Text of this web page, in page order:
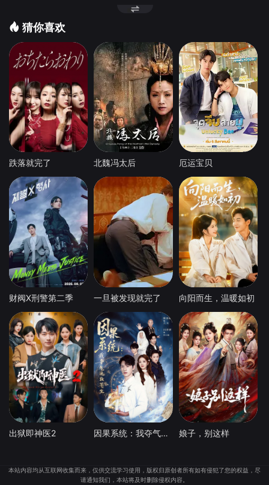
猜你喜欢
跌落就完了 北魏冯太后 厄运宝贝
财阀X刑警第二季 一旦被发现就完了 向阳而生，温暖如初
出狱即神医2 因果系统：我夺气运救苍生 娘子，别这样
本站内容均从互联网收集而来，仅供交流学习使用，版权归原创者所有如有侵犯了您的权益，尽
请通知我们，本站将及时删除侵权内容。